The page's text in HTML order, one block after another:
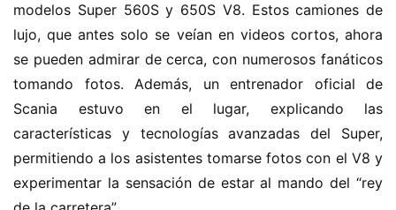
modelos Super 560S y 650S V8. Estos camiones de
lujo, que antes solo se veían en videos cortos, ahora
se pueden admirar de cerca, con numerosos fanáticos
tomando fotos. Además, un entrenador oficial de
Scania estuvo en el lugar, explicando las
características y tecnologías avanzadas del Super,
permitiendo a los asistentes tomarse fotos con el V8 y
experimentar la sensación de estar al mando del “rey